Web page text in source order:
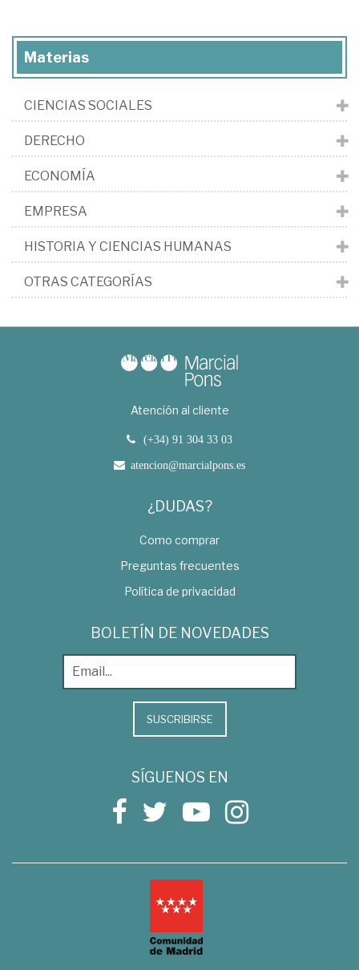
Materias
CIENCIAS SOCIALES
DERECHO
ECONOMÍA
EMPRESA
HISTORIA Y CIENCIAS HUMANAS
OTRAS CATEGORÍAS
Atención al cliente
(+34) 91 304 33 03
atencion@marcialpons.es
¿DUDAS?
Como comprar
Preguntas frecuentes
Política de privacidad
BOLETÍN DE NOVEDADES
SUSCRIBIRSE
SÍGUENOS EN